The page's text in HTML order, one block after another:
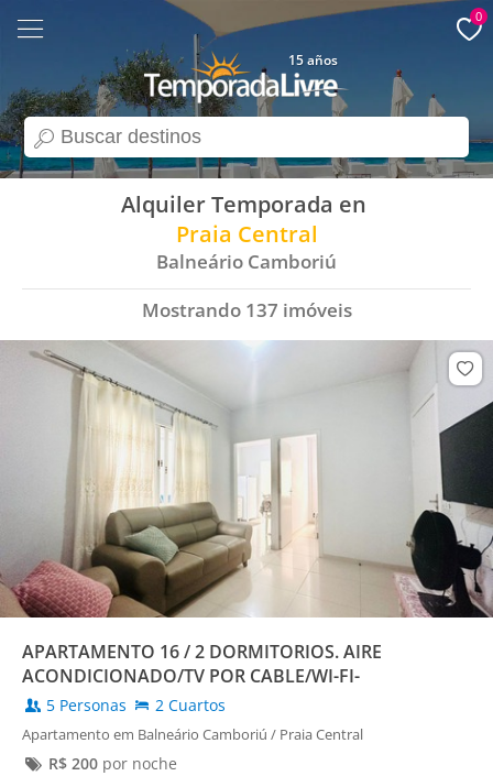
search
15 años
0
Alquiler Temporada en
Praia Central
Balneário Camboriú
Mostrando 137 imóveis
APARTAMENTO 16 / 2 DORMITORIOS. AIRE
ACONDICIONADO/TV POR CABLE/WI-FI-
5 Personas 2 Cuartos
Apartamento em Balneário Camboriú / Praia Central
R$ 200por noche